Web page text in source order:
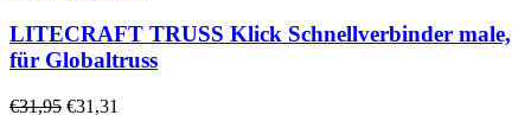
LITECRAFT TRUSS Klick Schnellverbinder male,
für Globaltruss
€31,95 €31,31